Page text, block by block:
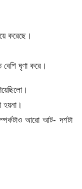
করেছে।
বেশি ঘৃণা করে।
হয়না।
আরো আট- দশটা